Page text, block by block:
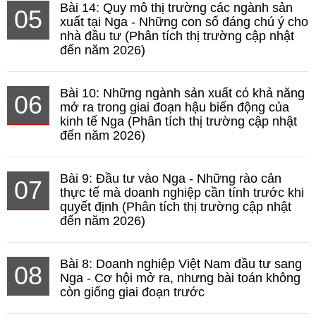
05
Bài 14: Quy mô thị trường các ngành sản
xuất tại Nga - Những con số đáng chú ý cho
nhà đầu tư (Phân tích thị trường cập nhật
đến năm 2026)
06
Bài 10: Những ngành sản xuất có khả năng
mở ra trong giai đoạn hậu biến động của
kinh tế Nga (Phân tích thị trường cập nhật
đến năm 2026)
07
Bài 9: Đầu tư vào Nga - Những rào cản
thực tế mà doanh nghiệp cần tính trước khi
quyết định (Phân tích thị trường cập nhật
đến năm 2026)
08
Bài 8: Doanh nghiệp Việt Nam đầu tư sang
Nga - Cơ hội mở ra, nhưng bài toán không
còn giống giai đoạn trước